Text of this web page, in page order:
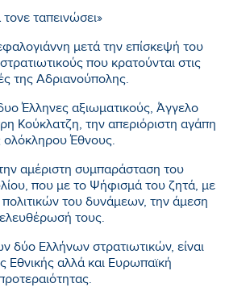
τονε ταπεινώσει»
μετά την επίσκεψή του
που κρατούνται στις
της Αδριανούπολης.
Έλληνες αξιωματικούς, Άγγελο
Κούκλατζη, την απεριόριστη αγάπη
ολόκληρου Έθνους.
αμέριστη συμπαράσταση του
που με το Ψήφισμά του ζητά, με
του δυνάμεων, την άμεση
τους.
δύο Ελλήνων στρατιωτικών, είναι
Εθνικής αλλά και Ευρωπαϊκή